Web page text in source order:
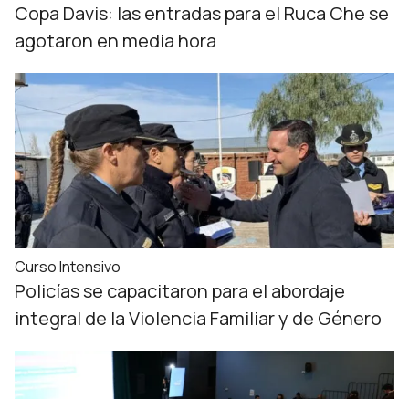
Copa Davis: las entradas para el Ruca Che se
agotaron en media hora
Curso Intensivo
Policías se capacitaron para el abordaje
integral de la Violencia Familiar y de Género